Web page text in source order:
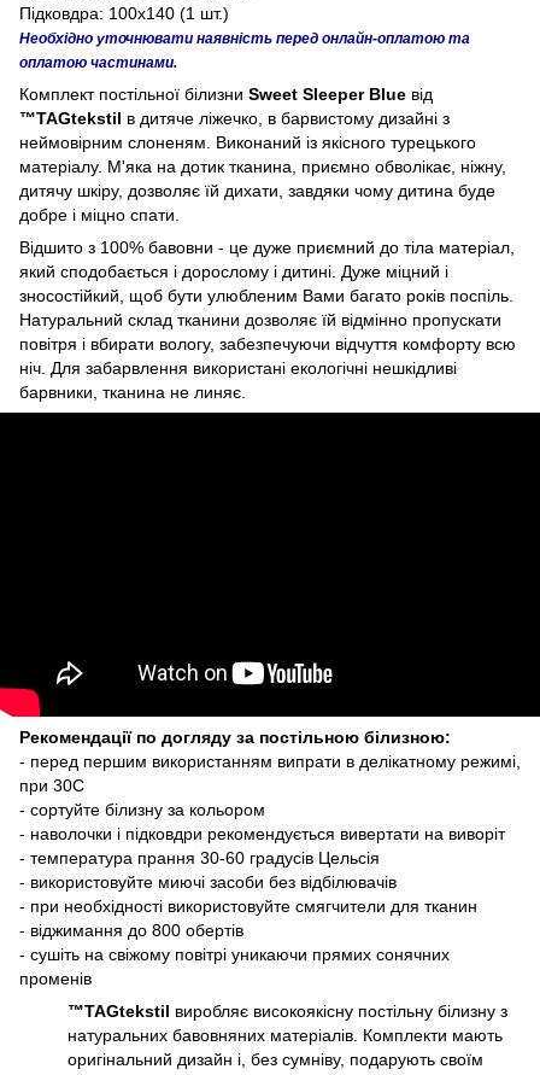
Підковдра: 100х140 (1 шт.)
Необхідно уточнювати наявність перед онлайн-оплатою та
оплатою частинами.
Комплект постільної білизни Sweet Sleeper Blue від
™TAGtekstil в дитяче ліжечко, в барвистому дизайні з
неймовірним слоненям. Виконаний із якісного турецького
матеріалу. М'яка на дотик тканина, приємно обволікає, ніжну,
дитячу шкіру, дозволяє їй дихати, завдяки чому дитина буде
добре і міцно спати.
Відшито з 100% бавовни - це дуже приємний до тіла матеріал,
який сподобається і дорослому і дитині. Дуже міцний і
зносостійкий, щоб бути улюбленим Вами багато років поспіль.
Натуральний склад тканини дозволяє їй відмінно пропускати
повітря і вбирати вологу, забезпечуючи відчуття комфорту всю
ніч. Для забарвлення використані екологічні нешкідливі
барвники, тканина не линяє.
Рекомендації по догляду за постільною білизною:
- перед першим використанням випрати в делікатному режимі,
при 30С
- сортуйте білизну за кольором
- наволочки і підковдри рекомендується вивертати на виворіт
- температура прання 30-60 градусів Цельсія
- використовуйте миючі засоби без відбілювачів
- при необхідності використовуйте смягчители для тканин
- віджимання до 800 обертів
- сушіть на свіжому повітрі уникаючи прямих сонячних
променів
™TAGtekstil виробляє високоякісну постільну білизну з
натуральних бавовняних матеріалів. Комплекти мають
оригінальний дизайн і, без сумніву, подарують своїм